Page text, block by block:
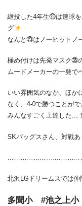
継投した4年生㉓は速球
グ
なんと㉓はノーヒットノ
極め付けは先発マスク㉟
ムードメーカーの一発で
いい雰囲気のなか、ほか
なく、4-0で勝つことがで
みんなすごく上達した…！
SKバッグスさん、対戦あ
北沢LGドリームスでは仲
多聞小 #池之上